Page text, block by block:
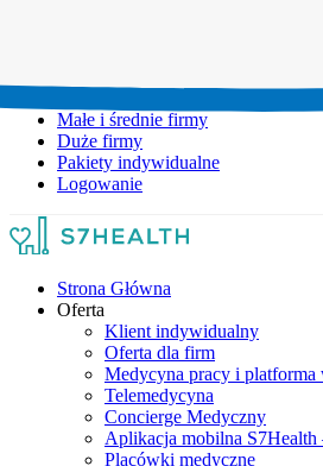
Małe i średnie firmy
Duże firmy
Pakiety indywidualne
Logowanie
Strona Główna
Oferta
Klient indywidualny
Oferta dla firm
Medycyna pracy i platforma
Telemedycyna
Concierge Medyczny
Aplikacja mobilna
Placówki medyczne